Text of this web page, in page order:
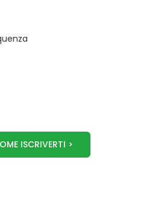
ISCRIVERTI >